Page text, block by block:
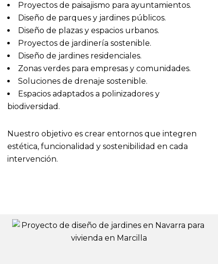
Proyectos de paisajismo para ayuntamientos.
Diseño de parques y jardines públicos.
Diseño de plazas y espacios urbanos.
Proyectos de jardinería sostenible.
Diseño de jardines residenciales.
Zonas verdes para empresas y comunidades.
Soluciones de drenaje sostenible.
Espacios adaptados a polinizadores y
biodiversidad.
Nuestro objetivo es crear entornos que integren
estética, funcionalidad y sostenibilidad en cada
intervención.